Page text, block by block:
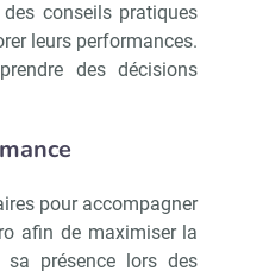
conseils pratiques
leurs performances.
des décisions
pour accompagner
afin de maximiser la
présence lors des
vous à notre newsletter